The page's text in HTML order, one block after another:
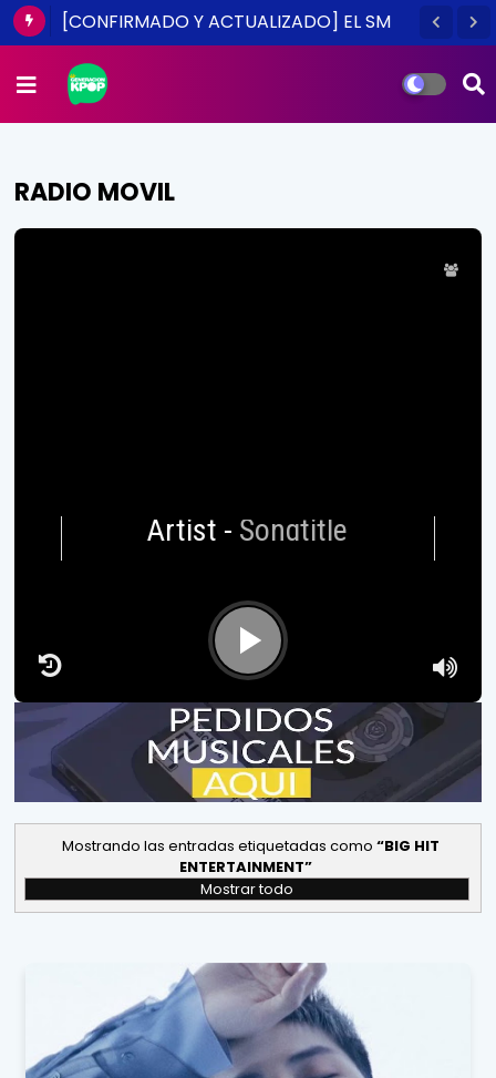
[CONFIRMADO Y ACTUALIZADO] EL SM
2014
RADIO MOVIL
Artist-Songtitle
Mostrando las entradas etiquetadas como
BIG HIT
ENTERTAINMENT
Mostrar todo